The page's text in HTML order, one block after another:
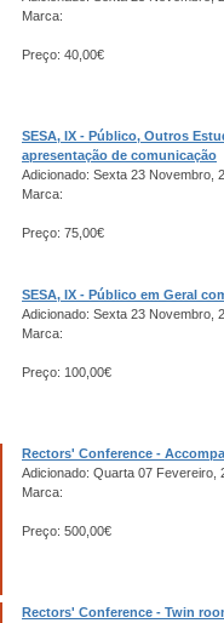
Marca:
Preço: 40,00€
SESA, IX - Público, Outros
apresentação de comunicação
Adicionado: Sexta 23 Novembro,
Marca:
Preço: 75,00€
SESA, IX - Público em Geral
Adicionado: Sexta 23 Novembro,
Marca:
Preço: 100,00€
Rectors' Conference -
Adicionado: Quarta 07 Fevereiro,
Marca:
Preço: 500,00€
Rectors' Conference - Twin